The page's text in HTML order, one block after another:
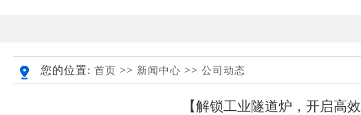
您的位置: 首页 >> 新闻中心 >> 公司动态
【解锁工业隧道炉，开启高